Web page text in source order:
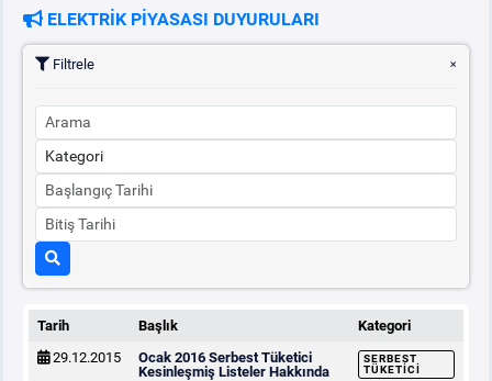
PİYASAKAYITSÜRECİ
SERBEST TÜKETİCİ
MALİ UZLAŞTIRMA
TEMİNAT
BÜLTENLER
DUYURULAR
ELEKTRİK PİYASASI DUYURULARI
Filtrele
Tarih Başlık
Kategori
29.12.2015
Ocak 2016 Serbest Tüketici
Kesinleşmiş Listeler Hakkında
SERBEST
TÜKETICI